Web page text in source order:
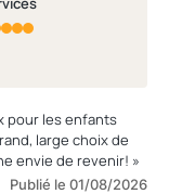
pour les enfants
large choix de
envie de revenir! »
Publié le 01/08/2026